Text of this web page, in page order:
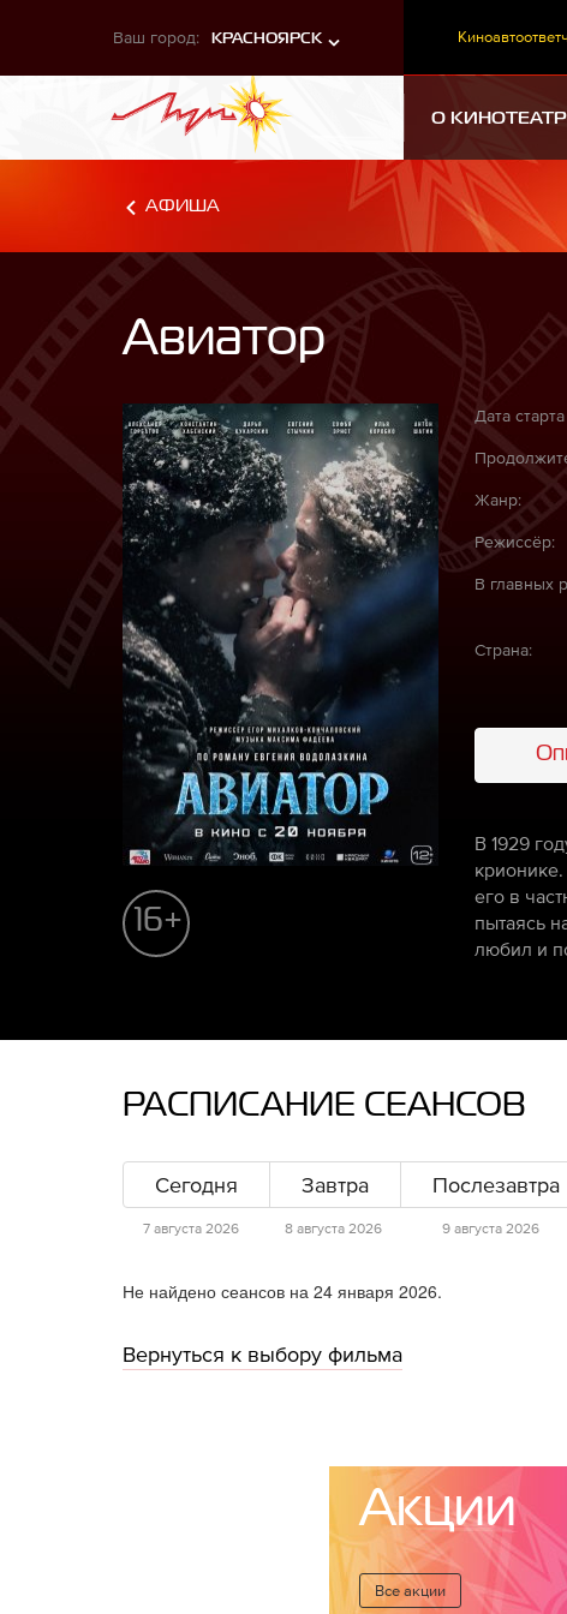
Ваш город: КРАСНОЯРСК
О
АФИША
Авиатор
16+
Дата
Жанр:
Режиссёр:
В главных
Страна:
В 1929
его в
пытаясь
любил и
РАСПИСАНИЕ СЕАНСОВ
Сегодня
7 августа 2026
Завтра
8 августа 2026
Послезавтра
9 августа 2026
Не найдено сеансов на 24 января 2026.
Вернуться к выбору фильма
Акции
Все акции